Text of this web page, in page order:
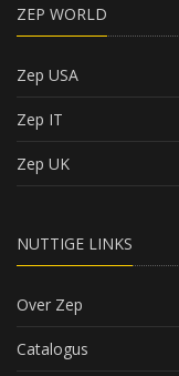
ZEP WORLD
Zep USA
Zep IT
Zep UK
NUTTIGE LINKS
Over Zep
Catalogus